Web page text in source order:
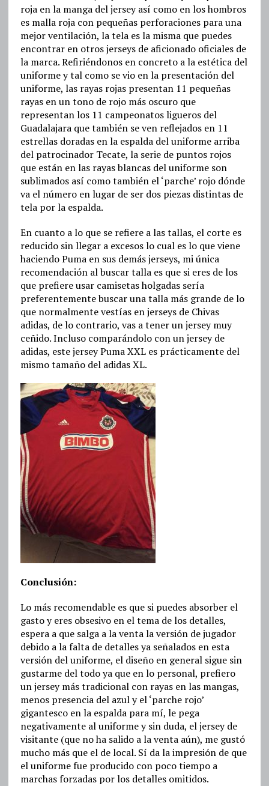
roja en la manga del jersey así como en los hombros
es malla roja con pequeñas perforaciones para una
mejor ventilación, la tela es la misma que puedes
encontrar en otros jerseys de aficionado oficiales de
la marca. Refiriéndonos en concreto a la estética del
uniforme y tal como se vio en la presentación del
uniforme, las rayas rojas presentan 11 pequeñas
rayas en un tono de rojo más oscuro que
representan los 11 campeonatos ligueros del
Guadalajara que también se ven reflejados en 11
estrellas doradas en la espalda del uniforme arriba
del patrocinador Tecate, la serie de puntos rojos
que están en las rayas blancas del uniforme son
sublimados así como también el ‘parche’ rojo dónde
va el número en lugar de ser dos piezas distintas de
tela por la espalda.
En cuanto a lo que se refiere a las tallas, el corte es
reducido sin llegar a excesos lo cual es lo que viene
haciendo Puma en sus demás jerseys, mi única
recomendación al buscar talla es que si eres de los
que prefiere usar camisetas holgadas sería
preferentemente buscar una talla más grande de lo
que normalmente vestías en jerseys de Chivas
adidas, de lo contrario, vas a tener un jersey muy
ceñido. Incluso comparándolo con un jersey de
adidas, este jersey Puma XXL es prácticamente del
mismo tamaño del adidas XL.
Conclusión:
Lo más recomendable es que si puedes absorber el
gasto y eres obsesivo en el tema de los detalles,
espera a que salga a la venta la versión de jugador
debido a la falta de detalles ya señalados en esta
versión del uniforme, el diseño en general sigue sin
gustarme del todo ya que en lo personal, prefiero
un jersey más tradicional con rayas en las mangas,
menos presencia del azul y el ‘parche rojo’
gigantesco en la espalda para mí, le pega
negativamente al uniforme y sin duda, el jersey de
visitante (que no ha salido a la venta aún), me gustó
mucho más que el de local. Sí da la impresión de que
el uniforme fue producido con poco tiempo a
marchas forzadas por los detalles omitidos.